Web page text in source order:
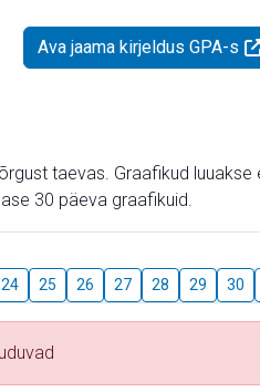
Ava jaama kirjeldus GPA-s
taevas. Graafikud
30 päeva graafikuid.
24 25 26 27 28 29 30